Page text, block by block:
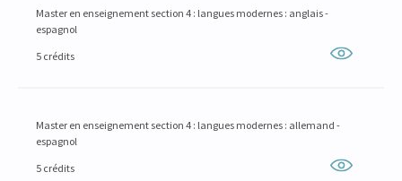
Master en enseignement section 4 : langues modernes : anglais -
espagnol
5 crédits
Master en enseignement section 4 : langues modernes : allemand -
espagnol
5 crédits